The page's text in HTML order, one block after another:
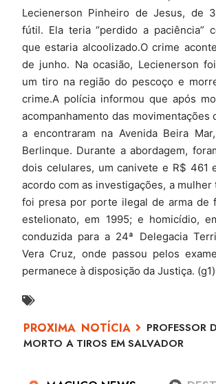
Lecienerson Pinheiro de Jesus, de
fútil. Ela teria “perdido a paciência”
que estaria alcoolizado.O crime
de junho. Na ocasião, Lecienerson
um tiro na região do pescoço e
crime.A polícia informou que após
acompanhamento das movimentações
a encontraram na Avenida Beira
Berlinque. Durante a abordagem,
dois celulares, um canivete e R$ 461
acordo com as investigações, a mulher
foi presa por porte ilegal de arma de
estelionato, em 1995; e homicídio,
conduzida para a 24ª Delegacia
Vera Cruz, onde passou pelos
permanece à disposição da Justiça. (g1)
PROFESSOR
MORTO A TIROS EM SALVADOR